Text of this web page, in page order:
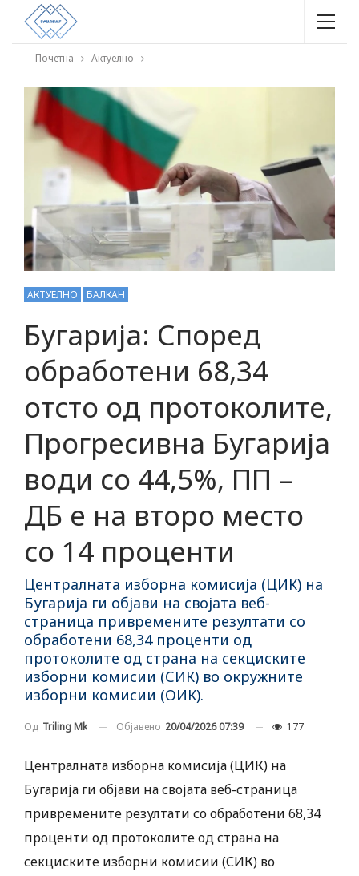
Почетна Актуелно
АКТУЕЛНО БАЛКАН
Бугарија: Според
обработени 68,34
отсто од протоколите,
Прогресивна Бугарија
води со 44,5%, ПП –
ДБ е на второ место
со 14 проценти
Централната изборна комисија (ЦИК) на
Бугарија ги објави на својата веб-
страница привремените резултати со
обработени 68,34 проценти од
протоколите од страна на секциските
изборни комисии (СИК) во окружните
изборни комисии (ОИК).
Од Triling Mk Објавено 20/04/2026 07:39 177
Централната изборна комисија (ЦИК) на
Бугарија ги објави на својата веб-страница
привремените резултати со обработени 68,34
проценти од протоколите од страна на
секциските изборни комисии (СИК) во